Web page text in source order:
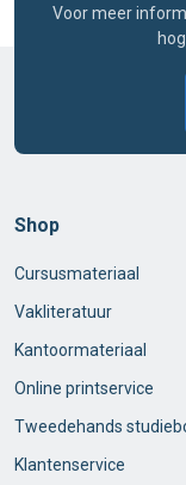
Voor meer
Shop
Cursusmateriaal
Vakliteratuur
Kantoormateriaal
Online printservice
Tweedehands
Klantenservice